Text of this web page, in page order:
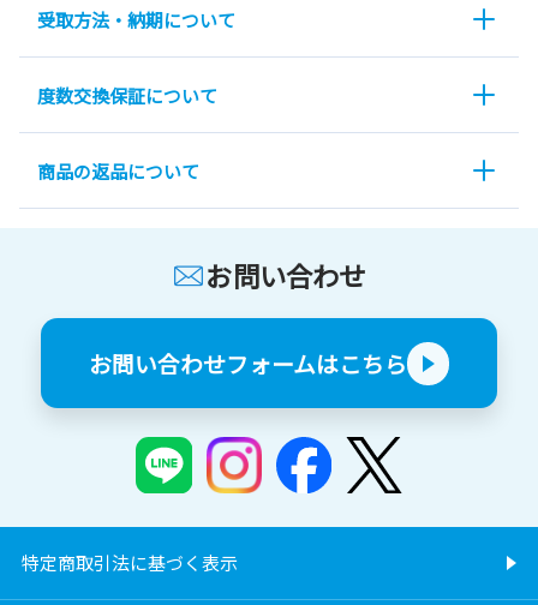
受取方法・納期について
度数交換保証について
商品の返品について
お問い合わせ
お問い合わせフォームはこちら
特定商取引法に基づく表示